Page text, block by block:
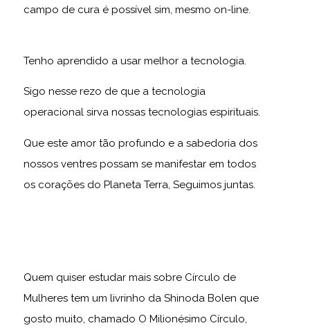
campo de cura é possível sim, mesmo on-line.
Tenho aprendido a usar melhor a tecnologia.
Sigo nesse rezo de que a tecnologia
operacional sirva nossas tecnologias espirituais.
Que este amor tão profundo e a sabedoria dos
nossos ventres possam se manifestar em todos
os corações do Planeta Terra, Seguimos juntas.
Quem quiser estudar mais sobre Círculo de
Mulheres tem um livrinho da Shinoda Bolen que
gosto muito, chamado O Milionésimo Círculo,